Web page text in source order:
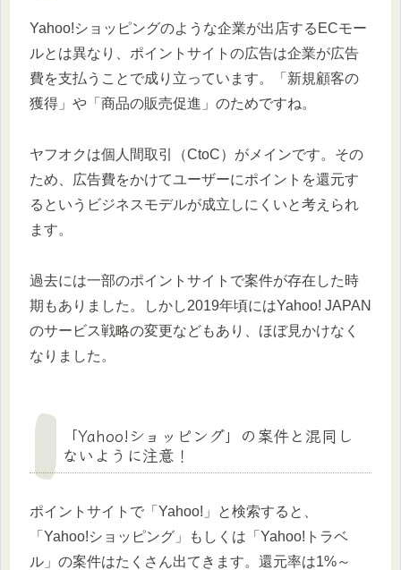
Yahoo!ショッピングのような企業が出店するECモー
ルとは異なり、ポイントサイトの広告は企業が広告
費を支払うことで成り立っています。「新規顧客の
獲得」や「商品の販売促進」のためですね。
ヤフオクは個人間取引（CtoC）がメインです。その
ため、広告費をかけてユーザーにポイントを還元す
るというビジネスモデルが成立しにくいと考えられ
ます。
過去には一部のポイントサイトで案件が存在した時
期もありました。しかし2019年頃にはYahoo! JAPAN
のサービス戦略の変更などもあり、ほぼ見かけなく
なりました。
「Yahoo!ショッピング」の案件と混同し
ないように注意！
ポイントサイトで「Yahoo!」と検索すると、
「Yahoo!ショッピング」もしくは「Yahoo!トラベ
ル」の案件はたくさん出てきます。還元率は1%～